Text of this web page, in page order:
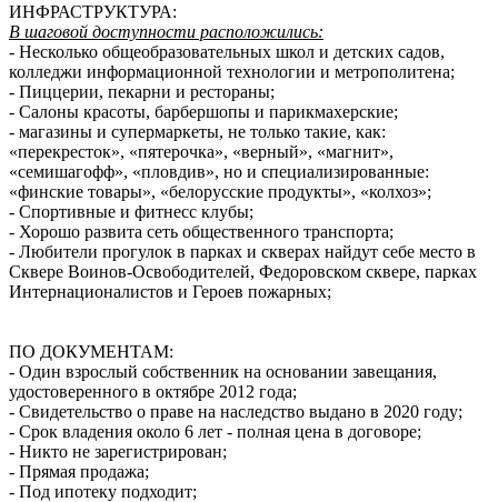
ИНФРАСТРУКТУРА:
В шаговой доступности расположились:
- Несколько общеобразовательных школ и детских садов,
колледжи информационной технологии и метрополитена;
- Пиццерии, пекарни и рестораны;
- Салоны красоты, барбершопы и парикмахерские;
- магазины и супермаркеты, не только такие, как:
«перекресток», «пятерочка», «верный», «магнит»,
«семишагофф», «пловдив», но и специализированные:
«финские товары», «белорусские продукты», «колхоз»;
- Спортивные и фитнесс клубы;
- Хорошо развита сеть общественного транспорта;
- Любители прогулок в парках и скверах найдут себе место в
Сквере Воинов-Освободителей, Федоровском сквере, парках
Интернационалистов и Героев пожарных;
ПО ДОКУМЕНТАМ:
- Один взрослый собственник на основании завещания,
удостоверенного в октябре 2012 года;
- Свидетельство о праве на наследство выдано в 2020 году;
- Срок владения около 6 лет - полная цена в договоре;
- Никто не зарегистрирован;
- Прямая продажа;
- Под ипотеку подходит;